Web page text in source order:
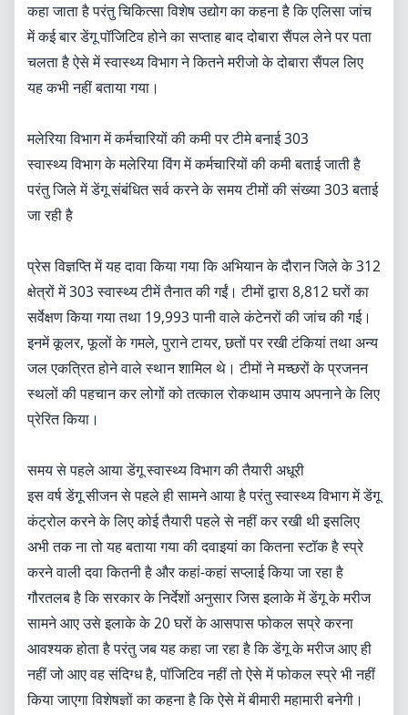
कहा जाता है परंतु चिकित्सा विशेष उद्योग का कहना है कि एलिसा जांच
में कई बार डेंगू पॉजिटिव होने का सप्ताह बाद दोबारा सैंपल लेने पर पता
चलता है ऐसे में स्वास्थ्य विभाग ने कितने मरीजो के दोबारा सैंपल लिए
यह कभी नहीं बताया गया।
मलेरिया विभाग में कर्मचारियों की कमी पर टीमे बनाई 303
स्वास्थ्य विभाग के मलेरिया विंग में कर्मचारियों की कमी बताई जाती है
परंतु जिले में डेंगू संबंधित सर्व करने के समय टीमों की संख्या 303 बताई
जा रही है
प्रेस विज्ञप्ति में यह दावा किया गया कि अभियान के दौरान जिले के 312
क्षेत्रों में 303 स्वास्थ्य टीमें तैनात की गईं। टीमों द्वारा 8,812 घरों का
सर्वेक्षण किया गया तथा 19,993 पानी वाले कंटेनरों की जांच की गई।
इनमें कूलर, फूलों के गमले, पुराने टायर, छतों पर रखी टंकियां तथा अन्य
जल एकत्रित होने वाले स्थान शामिल थे। टीमों ने मच्छरों के प्रजनन
स्थलों की पहचान कर लोगों को तत्काल रोकथाम उपाय अपनाने के लिए
प्रेरित किया।
समय से पहले आया डेंगू स्वास्थ्य विभाग की तैयारी अधूरी
इस वर्ष डेंगू सीजन से पहले ही सामने आया है परंतु स्वास्थ्य विभाग में डेंगू
कंट्रोल करने के लिए कोई तैयारी पहले से नहीं कर रखी थी इसलिए
अभी तक ना तो यह बताया गया की दवाइयां का कितना स्टॉक है स्प्रे
करने वाली दवा कितनी है और कहां-कहां सप्लाई किया जा रहा है
गौरतलब है कि सरकार के निर्देशों अनुसार जिस इलाके में डेंगू के मरीज
सामने आए उसे इलाके के 20 घरों के आसपास फोकल सप्रे करना
आवश्यक होता है परंतु जब यह कहा जा रहा है कि डेंगू के मरीज आए ही
नहीं जो आए वह संदिग्ध है, पॉजिटिव नहीं तो ऐसे में फोकल स्प्रे भी नहीं
किया जाएगा विशेषज्ञों का कहना है कि ऐसे में बीमारी महामारी बनेगी।